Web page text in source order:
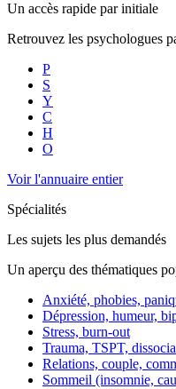
Un accès rapide par initiale
Retrouvez les psychologues
P
S
Y
C
H
O
Voir l'annuaire entier
Spécialités
Les sujets les plus demandés
Un aperçu des thématiques
Anxiété, phobies,
Dépression, humeur,
Stress, burn-out
Trauma, TSPT,
Relations, couple,
Sommeil (insomnie,